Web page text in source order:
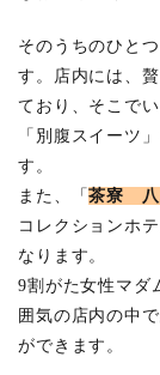
そのうちのひとつ
す。店内には、
ており、そこで
「別腹スイーツ
す。
また、「茶寮 八
コレクションホ
なります。
9割がた女性マダ
囲気の店内の中
ができます。